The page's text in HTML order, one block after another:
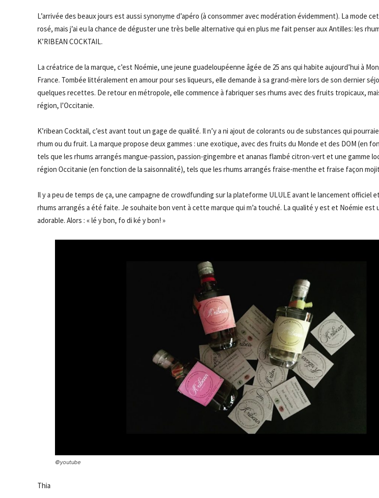
L’arrivée des beaux jours est aussi synonyme d’apéro (à consommer avec modération évidemment). La mode
rosé, mais j’ai eu la chance de déguster une très belle alternative qui en plus me fait penser aux Antilles: les
K’RIBEAN COCKTAIL.
La créatrice de la marque, c’est Noémie, une jeune guadeloupéenne âgée de 25 ans qui habite aujourd’hui à
France. Tombée littéralement en amour pour ses liqueurs, elle demande à sa grand-mère lors de son dernier
quelques recettes. De retour en métropole, elle commence à fabriquer ses rhums avec des fruits tropicaux,
région, l’Occitanie.
K’ribean Cocktail, c’est avant tout un gage de qualité. Il n’y a ni ajout de colorants ou de substances qui
rhum ou du fruit. La marque propose deux gammes : une exotique, avec des fruits du Monde et des DOM (en
tels que les rhums arrangés mangue-passion, passion-gingembre et ananas flambé citron-vert et une gamme
région Occitanie (en fonction de la saisonnalité), tels que les rhums arrangés fraise-menthe et fraise façon
Il y a peu de temps de ça, une campagne de crowdfunding sur la plateforme ULULE avant le lancement officiel
rhums arrangés a été faite. Je souhaite bon vent à cette marque qui m’a touché. La qualité y est et Noémie est
adorable. Alors : « lé y bon, fo di ké y bon! »
©youtube
Thia